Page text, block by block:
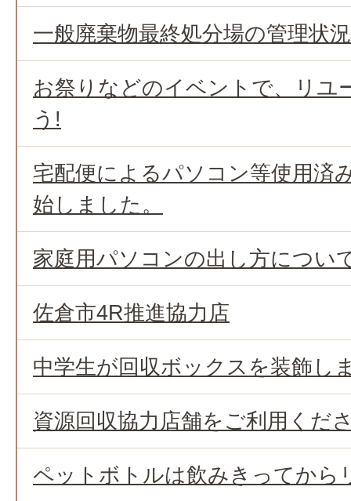
一般廃棄物最終処分場の管理状
お祭りなどのイベントで、リユ
う!
宅配便によるパソコン等使用済
始しました。
家庭用パソコンの出し方につい
佐倉市4R推進協力店
中学生が回収ボックスを装飾し
資源回収協力店舗をご利用くだ
ペットボトルは飲みきってから